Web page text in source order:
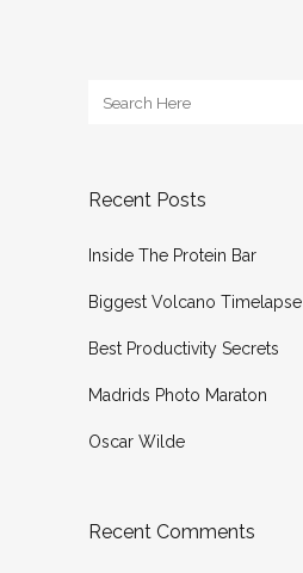
Recent Posts
Inside The Protein Bar
Biggest Volcano Timelapse
Best Productivity Secrets
Madrids Photo Maraton
Oscar Wilde
Recent Comments